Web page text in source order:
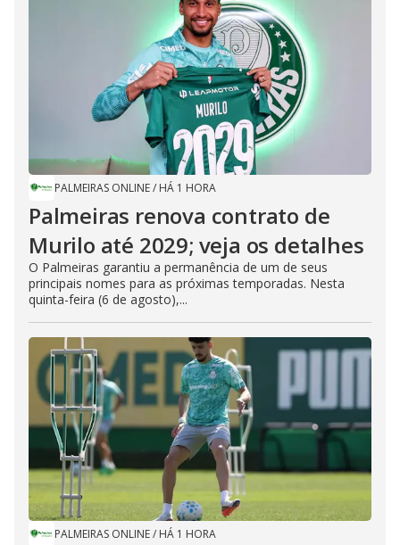
PALMEIRAS ONLINE/ HÁ 1 HORA
Palmeiras renova contrato de
Murilo até 2029; veja os detalhes
O Palmeiras garantiu a permanência de um de seus
principais nomes para as próximas temporadas. Nesta
quinta-feira (6 de agosto),...
PALMEIRAS ONLINE/ HÁ 1 HORA